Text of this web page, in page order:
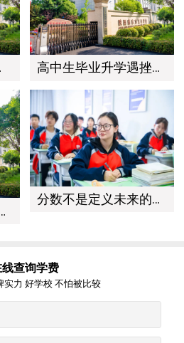
什么？ 高中生毕业升学遇挫，技能成才亦是精彩选择。西安新东方“双高人才计划”：用硬技能+真学历，提升职业竞争
？关于择校，你想了解的都在这里
分数不是定义未来的唯一标准——写给中考普高线下的孩子和家长们
查询学费
实力 好学校 不怕被比较